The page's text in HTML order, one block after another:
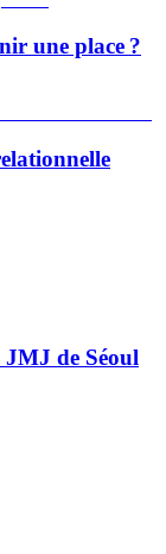
une place ?
JMJ de Séoul